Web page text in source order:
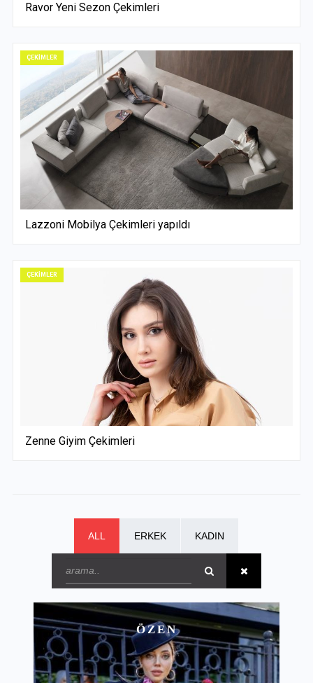
Ravor Yeni Sezon Çekimleri
ÇEKİMLER
Lazzoni Mobilya Çekimleri yapıldı
ÇEKİMLER
Zenne Giyim Çekimleri
ALL ERKEK KADIN
ÖZEN